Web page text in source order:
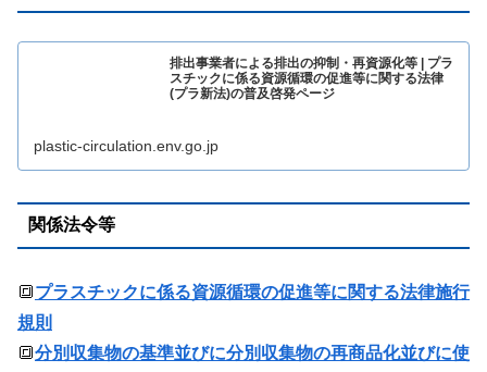
排出事業者による排出の抑制・再資源化等 | プラ
スチックに係る資源循環の促進等に関する法律
(プラ新法)の普及啓発ページ
plastic-circulation.env.go.jp
関係法令等
🔳プラスチックに係る資源循環の促進等に関する法律施行
規則
🔳分別収集物の基準並びに分別収集物の再商品化並びに使